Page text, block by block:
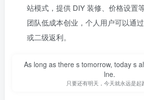
站模式，提供 DIY 装修、价格设置
团队低成本创业，个人用户可以通
或二级返利。
As long as there s tomorrow, today s
lne.
只要还有明天，今天就永远是起